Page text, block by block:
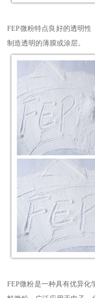
FEP微粉特点良好的透明
制造透明的薄膜或涂层。
FEP微粉是一种具有优异化